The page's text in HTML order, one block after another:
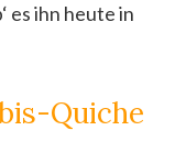
es ihn heute in
Quiche